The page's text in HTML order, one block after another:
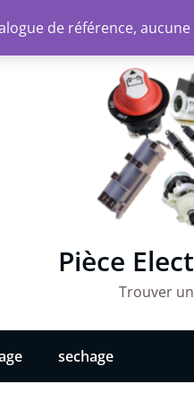
Pièce
Trouver
sechage
de référence,